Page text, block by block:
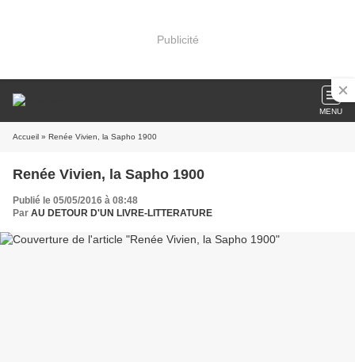
Publicité
MENU
Accueil » Renée Vivien, la Sapho 1900
Renée Vivien, la Sapho 1900
Publié le 05/05/2016 à 08:48
Par AU DETOUR D'UN LIVRE-LITTERATURE